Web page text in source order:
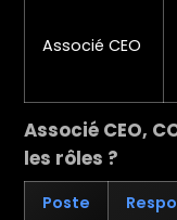
Associé CEO
Associé CEO,
les rôles ?
Poste